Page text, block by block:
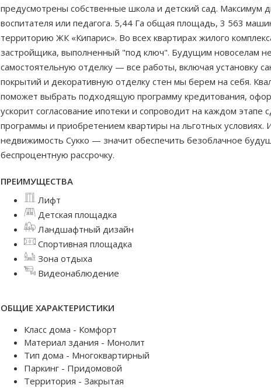
предусмотрены собственные школа и детский сад. Максимум
воспитателя или педагога. 5,44 Га общая площадь, 3 563
территорию ЖК «Кипарис». Во всех квартирах жилого
застройщика, выполненный "под ключ". Будущим новоселам
самостоятельную отделку — все работы, включая установку
покрытий и декоративную отделку стен мы берем на себя.
поможет выбрать подходящую программу кредитования,
ускорит согласование ипотеки и сопроводит на каждом
программы и приобретением квартиры на льготных условиях.
недвижимость Сукко — значит обеспечить безоблачное
беспроцентную рассрочку.
ПРЕИМУЩЕСТВА
Лифт
Детская площадка
Ландшафтный дизайн
Спортивная площадка
Зона отдыха
Видеонаблюдение
ОБЩИЕ ХАРАКТЕРИСТИКИ
Класс дома - Комфорт
Материал здания - Монолит
Тип дома - Многоквартирный
Паркинг - Придомовой
Территория - Закрытая